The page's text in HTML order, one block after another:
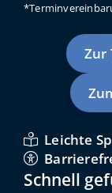
Zur
Leichte
Schnell